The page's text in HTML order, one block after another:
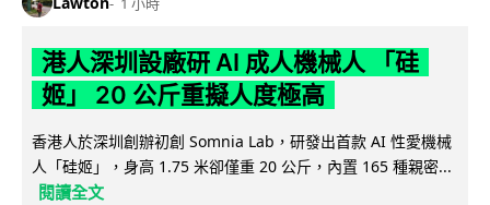
港人深圳設廠研 AI 成人機械人 「硅
姬」 20 公斤重擬人度極高
香港人於深圳創辦初創 Somnia Lab，研發出首款 AI 性愛機械
人「硅姬」，身高 1.75 米卻僅重 20 公斤，內置 165 種親密...
閱讀全文